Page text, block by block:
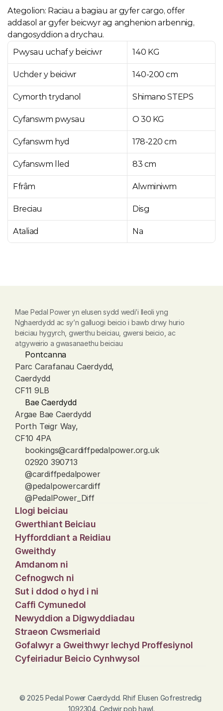
Ategolion: Raciau a bagiau ar gyfer cargo, offer
addasol ar gyfer beicwyr ag anghenion arbennig,
dangosyddion a drychau.
Pwysau uchaf y beiciwr
140 KG
Uchder y beiciwr 140-200 cm
Cymorth trydanol Shimano STEPS
Cyfanswm pwysau O 30 KG
Cyfanswm hyd 178-220 cm
Cyfanswm lled 83 cm
Ffrâm Alwminiwm
Breciau Disg
Ataliad Na
Mae Pedal Power yn elusen sydd wedi’i lleoli yng
Nghaerdydd ac sy’n galluogi beicio i bawb drwy hurio
beiciau hygyrch, gwerthu beiciau, gwersi beicio, ac
atgyweirio a gwasanaethu beiciau
Pontcanna
Parc Carafanau Caerdydd,
Caerdydd
CF11 9LB
Bae Caerdydd
Argae Bae Caerdydd
Porth Teigr Way,
CF10 4PA
bookings@cardiffpedalpower.org.uk
02920 390713
@cardiffpedalpower
@pedalpowercardiff
@PedalPower_Diff
Llogi beiciau
Gwerthiant Beiciau
Hyfforddiant a Reidiau
Gweithdy
Amdanom ni
Cefnogwch ni
Sut i ddod o hyd i ni
Caffi Cymunedol
Newyddion a Digwyddiadau
Straeon Cwsmeriaid
Gofalwyr a Gweithwyr Iechyd Proffesiynol
Cyfeiriadur Beicio Cynhwysol
© 2025 Pedal Power Caerdydd. Rhif Elusen Gofrestredig
1092304. Cedwir pob hawl.